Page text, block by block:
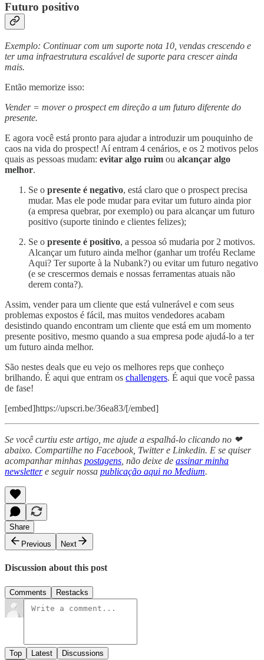
Futuro positivo
Exemplo: Continuar com um suporte nota 10, vendas crescendo e
ter uma infraestrutura escalável de suporte para crescer ainda
mais.
Então memorize isso:
Vender = mover o prospect em direção a um futuro diferente do
presente.
E agora você está pronto para ajudar a introduzir um pouquinho de
caos na vida do prospect! Aí entram 4 cenários, e os 2 motivos pelos
quais as pessoas mudam: evitar algo ruim ou alcançar algo
melhor.
Se o presente é negativo, está claro que o prospect precisa
mudar. Mas ele pode mudar para evitar um futuro ainda pior
(a empresa quebrar, por exemplo) ou para alcançar um futuro
positivo (suporte tinindo e clientes felizes);
Se o presente é positivo, a pessoa só mudaria por 2 motivos.
Alcançar um futuro ainda melhor (ganhar um troféu Reclame
Aqui? Ter suporte à la Nubank?) ou evitar um futuro negativo
(e se crescermos demais e nossas ferramentas atuais não
derem conta?).
Assim, vender para um cliente que está vulnerável e com seus
problemas expostos é fácil, mas muitos vendedores acabam
desistindo quando encontram um cliente que está em um momento
presente positivo, mesmo quando a sua empresa pode ajudá-lo a ter
um futuro ainda melhor.
São nestes deals que eu vejo os melhores reps que conheço
brilhando. É aqui que entram os challengers. É aqui que você passa
de fase!
[embed]https://upscri.be/36ea83/[/embed]
Se você curtiu este artigo, me ajude a espalhá-lo clicando no ❤
abaixo. Compartilhe no Facebook, Twitter e Linkedin. E se quiser
acompanhar minhas postagens , não deixe de assinar minha
newslettere seguir nossa publicação aqui no Medium.
Share
Previous
Next
Discussion about this post
Comments Restacks
Top Latest Discussions